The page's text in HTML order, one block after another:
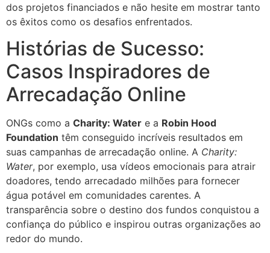
dos projetos financiados e não hesite em mostrar tanto
os êxitos como os desafios enfrentados.
Histórias de Sucesso:
Casos Inspiradores de
Arrecadação Online
ONGs como a Charity: Water e a Robin Hood
Foundation têm conseguido incríveis resultados em
suas campanhas de arrecadação online. A Charity:
Water, por exemplo, usa vídeos emocionais para atrair
doadores, tendo arrecadado milhões para fornecer
água potável em comunidades carentes. A
transparência sobre o destino dos fundos conquistou a
confiança do público e inspirou outras organizações ao
redor do mundo.